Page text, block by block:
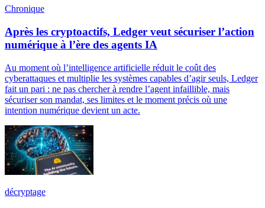
Chronique
Après les cryptoactifs, Ledger veut sécuriser l’action
numérique à l’ère des agents IA
Au moment où l’intelligence artificielle réduit le coût des
cyberattaques et multiplie les systèmes capables d’agir seuls, Ledger
fait un pari : ne pas chercher à rendre l’agent infaillible, mais
sécuriser son mandat, ses limites et le moment précis où une
intention numérique devient un acte.
décryptage